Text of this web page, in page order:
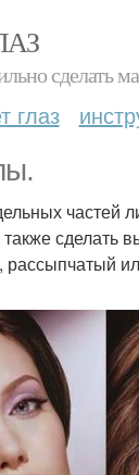
сделать
глаз
сделать
рассыпчатый